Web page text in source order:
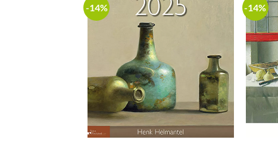
-14%
+
-14%